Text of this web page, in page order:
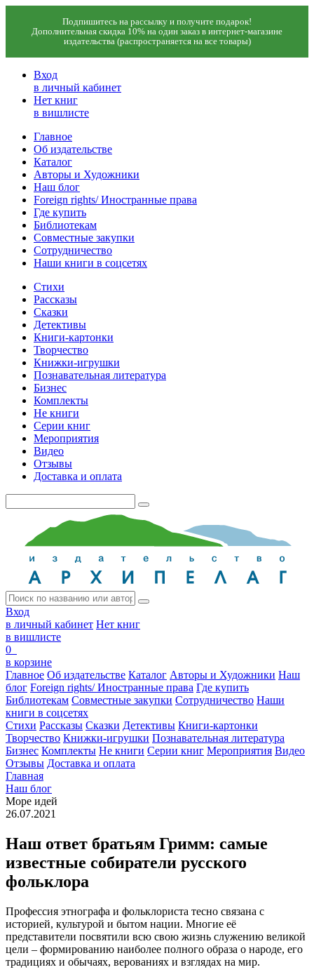
Подпишитесь на рассылку и получите подарок!
Дополнительная скидка 10% на один заказ в интернет-магазине
издательства (распространяется на все товары)
Вход
в личный кабинет
Нет книг
в вишлисте
Главное
Об издательстве
Каталог
Авторы и Художники
Наш блог
Foreign rights/ Иностранные права
Где купить
Библиотекам
Совместные закупки
Сотрудничество
Наши книги в соцсетях
Стихи
Рассказы
Сказки
Детективы
Книги-картонки
Творчество
Книжки-игрушки
Познавательная литература
Бизнес
Комплекты
Не книги
Серии книг
Мероприятия
Видео
Отзывы
Доставка и оплата
Вход
в личный кабинет Нет книг
в вишлисте
0
в корзине
Главное Об издательстве Каталог Авторы и Художники Наш
блог Foreign rights/ Иностранные права Где купить
Библиотекам Совместные закупки Сотрудничество Наши
книги в соцсетях
Стихи Рассказы Сказки Детективы Книги-картонки
Творчество Книжки-игрушки Познавательная литература
Бизнес Комплекты Не книги Серии книг Мероприятия Видео
Отзывы Доставка и оплата
Главная
Наш блог
Море идей
26.07.2021
Наш ответ братьям Гримм: самые
известные собиратели русского
фольклора
Профессия этнографа и фольклориста тесно связана с
историей, культурой и бытом нации. Многие её
представители посвятили всю свою жизнь служению великой
цели – формированию наиболее полного образа о народе, его
традициях и обычаях, верованиях и взглядах на мир.